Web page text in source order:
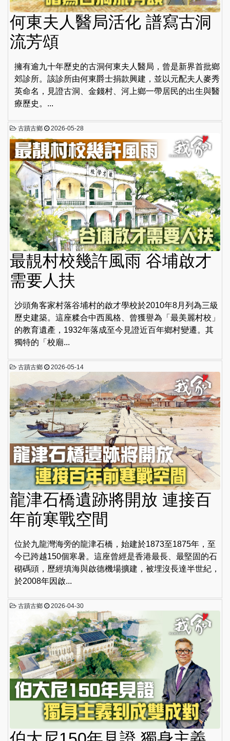
何東夫人醫局活化 譜寫古洞
流芳頌
擁有逾九十年歷史的古洞何東夫人醫局，曾是新界首批鄉
郊診所。該診所由何東爵士捐款興建，並以元配夫人麥秀
英命名，見證古洞、金錢村、河上鄉一帶居民的出生與醫
療歷史。...
古蹟古鄉 2026-05-28
最靚村校幾許風雨 谷埔啟才
需要人扶
沙頭角客家村落谷埔村的啟才學校於2010年8月列為三級
歷史建築。這座糅合中西風格、曾獲譽為「最美麗村校」
的教育遺產，1932年落成至今見證近百年鄉村變遷。其
獨特的「校廟...
古蹟古鄉 2026-05-14
龍津石橋遺跡將開放 連接百
年前寒戰空間
位於九龍灣海旁的龍津石橋，始建於1873至1875年，至
今已跨越150個寒暑。這座曾經是香港最長、最堅固的石
砌碼頭，歷經填海與啟德機場擴建，被埋沒長達半世紀，
於2008年因啟...
古蹟古鄉 2026-04-30